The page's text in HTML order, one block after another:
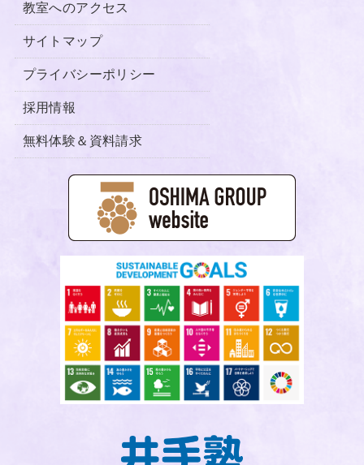
教室へのアクセス
サイトマップ
プライバシーポリシー
採用情報
無料体験＆資料請求